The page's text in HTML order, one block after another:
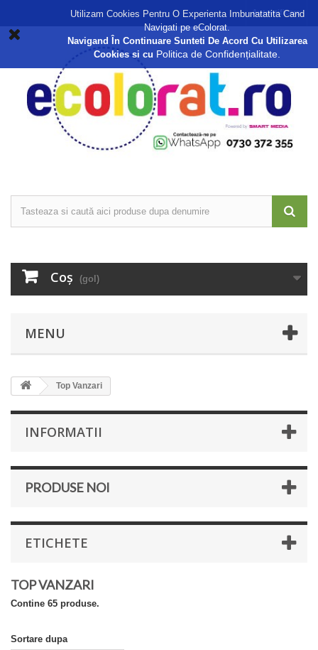
Autentificare
Coş (gol)
MENU
Top Vanzari
INFORMATII
PRODUSE NOI
ETICHETE
TOP VANZARI
Contine 65 produse.
Sortare dupa
Utilizam Cookies Pentru O Experienta Imbunatatita Cand
Navigati pe eColorat.
Navigand În Continuare Sunteti De Acord Cu Utilizarea
Cookies si cu Politica de Confidențialitate.